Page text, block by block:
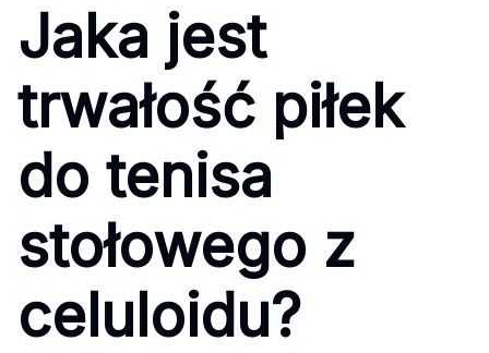
Jaka jest
trwałość piłek
do tenisa
stołowego z
celuloidu?